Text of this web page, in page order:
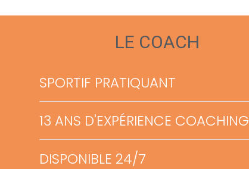
LE COACH
SPORTIF PRATIQUANT
13 ANS D'EXPÉRIENCE COACHING
DISPONIBLE 24/7